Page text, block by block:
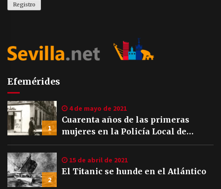
Efemérides
1
4 de mayo de 2021
Cuarenta años de las primeras
mujeres en la Policía Local de
Sevilla
2
15 de abril de 2021
El Titanic se hunde en el Atlántico